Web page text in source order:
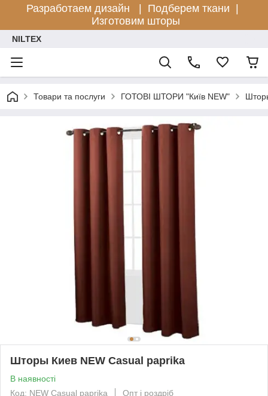
Разработаем дизайн |
Подберем ткани |
Изготовим шторы
NILTEX
Товари та послуги ГОТОВІ ШТОРИ "Київ NEW"
Шторы Киев NEW Casual paprika
В наявності
Код: NEW Casual paprika
Опт і роздріб